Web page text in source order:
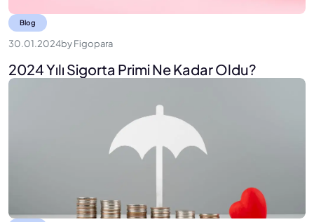
Blog
30.01.2024byFigopara
2024 Yılı Sigorta Primi Ne Kadar Oldu?